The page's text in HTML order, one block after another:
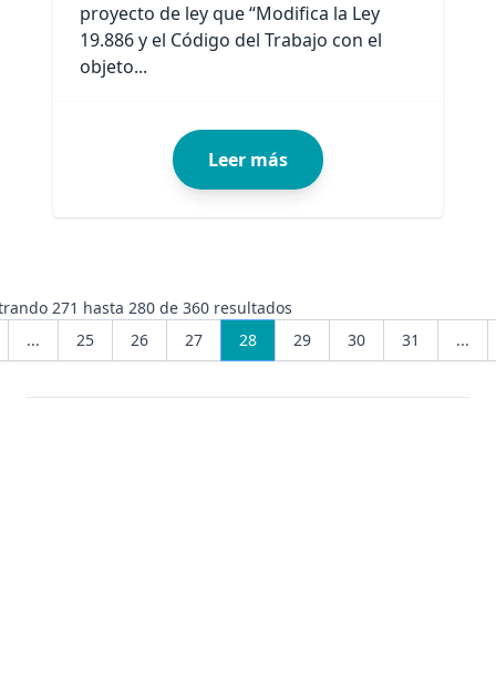
proyecto de ley que “Modifica la Ley
19.886 y el Código del Trabajo con el
objeto...
Leer más
271 hasta 280 de 360 resultados
...
25 26 27 28 29 30 31 ...